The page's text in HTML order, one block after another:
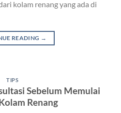
kolam renang yang ada di
READING →
TIPS
Sebelum Memulai
Renang